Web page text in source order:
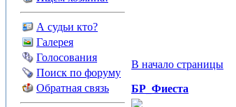
А судьи кто?
Галерея
Голосования
Поиск по форуму
Обратная связь
В начало страницы
БР_Фиеста